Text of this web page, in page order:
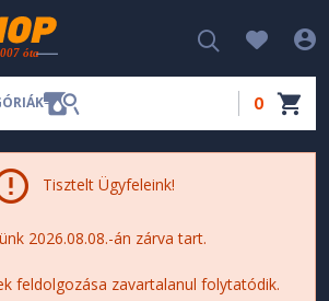
0
Tisztelt Ügyfeleink!
2026.08.08.-án zárva tart.
feldolgozása zavartalanul folytatódik.